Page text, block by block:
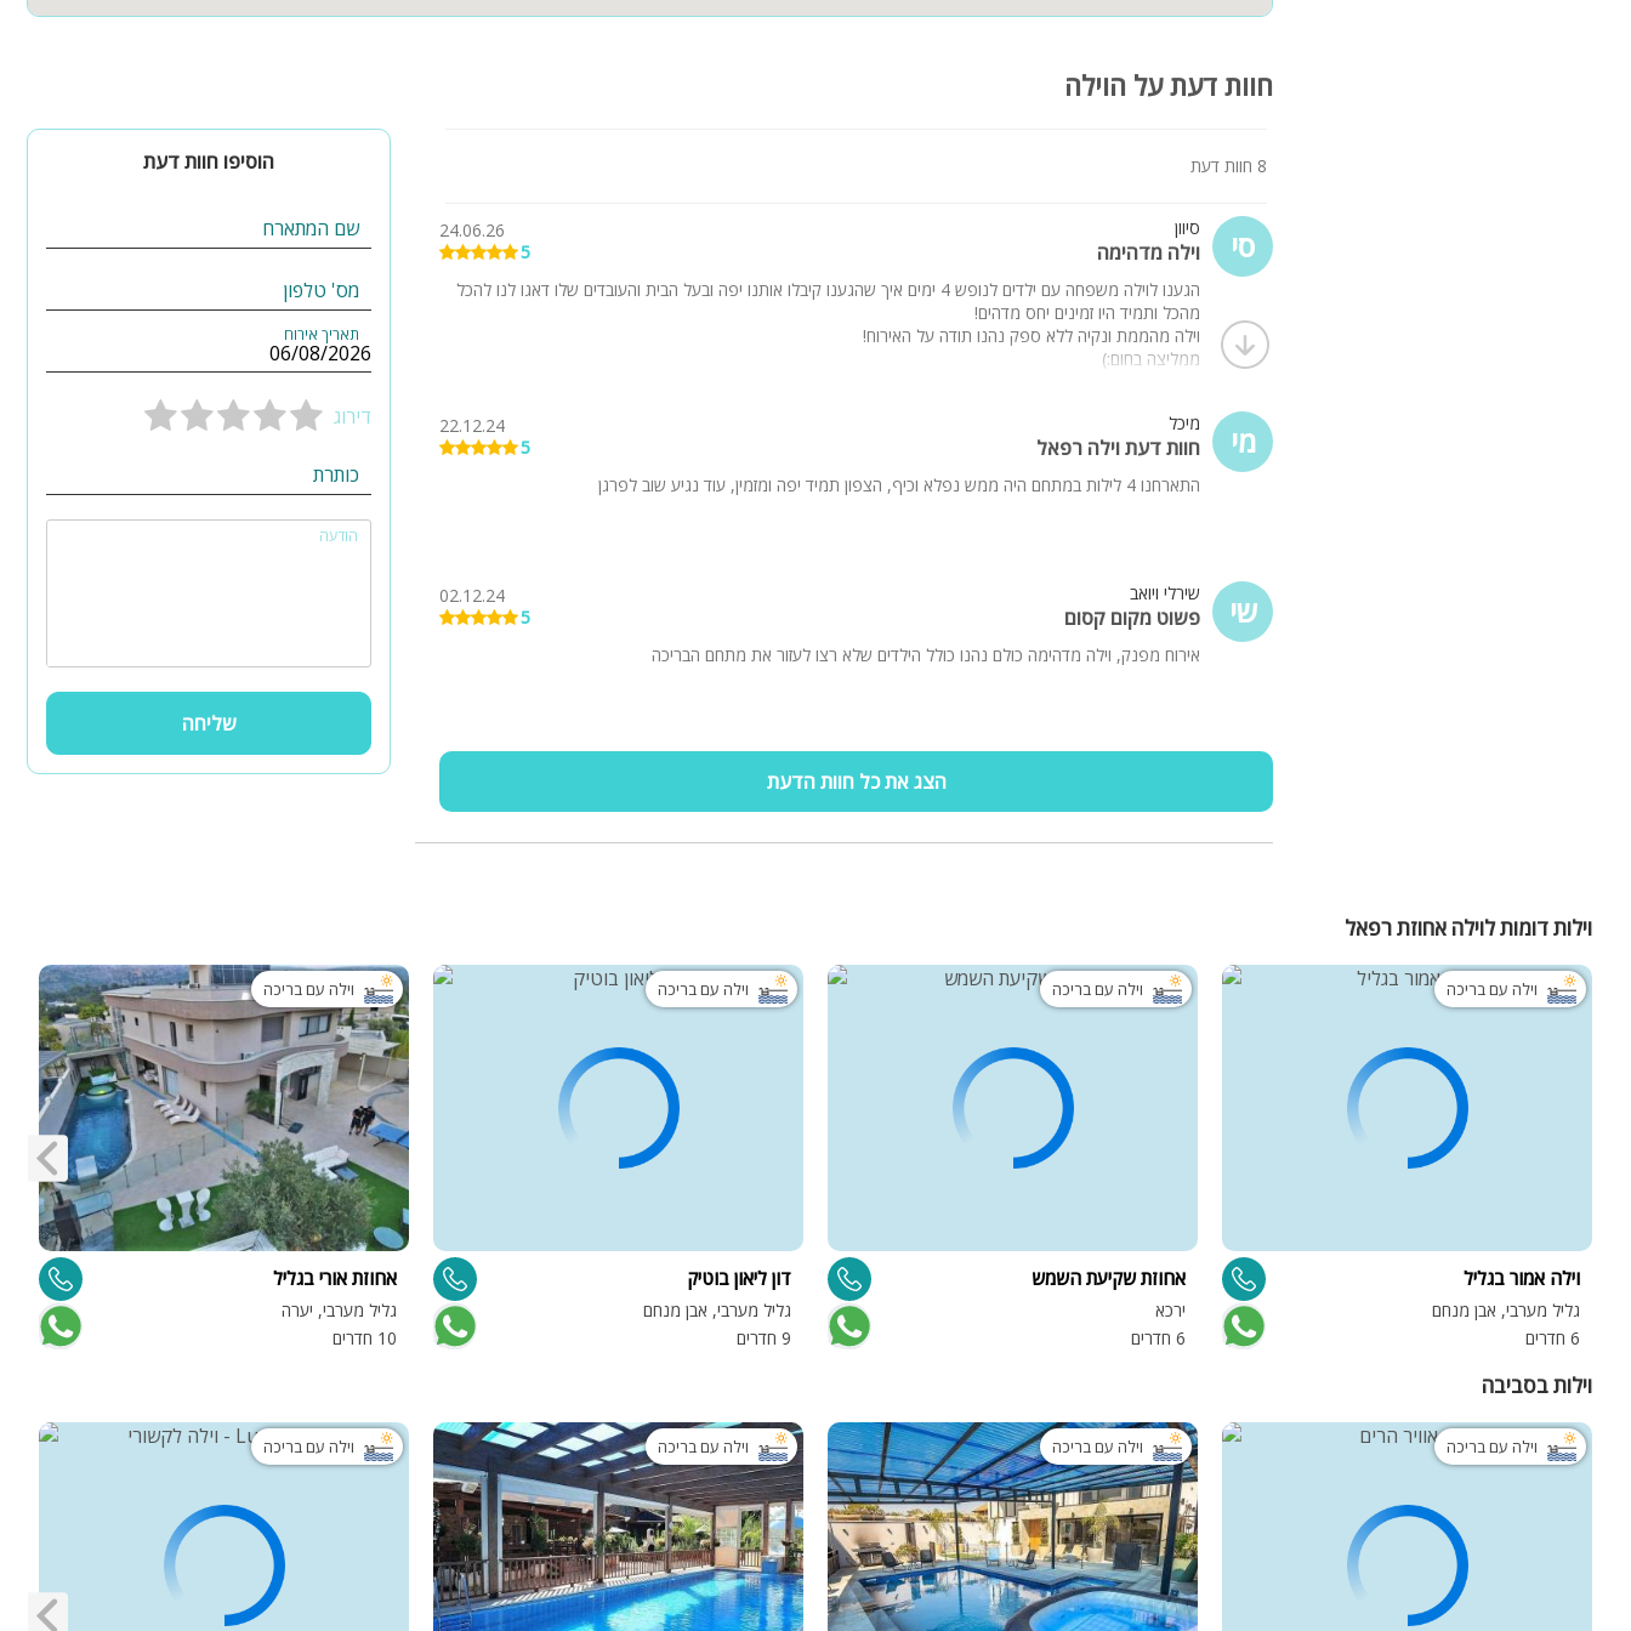
חוות דעת על הוילה
8 חוות דעת
סי סיוון
וילה מדהימה
24.06.26
5
הגענו לוילה משפחה עם ילדים לנופש 4 ימים איך שהגענו קיבלו אותנו יפה ובעל הבית והעובדים שלו דאגו לנו להכל
מהכל ותמיד היו זמינים יחס מדהים!
וילה מהממת ונקיה ללא ספק נהנו תודה על האירוח!
ממליצה בחום:)
מי מיכל
חוות דעת וילה רפאל
22.12.24
5
התארחנו 4 לילות במתחם היה ממש נפלא וכיף, הצפון תמיד יפה ומזמין, עוד נגיע שוב לפרגן
שי שירלי ויואב
פשוט מקום קסום
02.12.24
5
אירוח מפנק, וילה מדהימה כולם נהנו כולל הילדים שלא רצו לעזור את מתחם הבריכה
הצג את כל חוות הדעת
הוסיפו חוות דעת
שם המתארח
מס' טלפון
תאריך אירוח
דירוג
כותרת
הודעה
שליחה
וילות דומות לוילה אחוזת רפאל
וילה עם בריכה
וילה אמור בגליל
גליל מערבי, אבן מנחם
6 חדרים
וילה עם בריכה
אחוזת שקיעת השמש
ירכא
6 חדרים
וילה עם בריכה
דון ליאון בוטיק
גליל מערבי, אבן מנחם
9 חדרים
וילה עם בריכה
אחוזת אורי בגליל
גליל מערבי, יערה
10 חדרים
וילות בסביבה
וילה עם בריכה וילה עם בריכה וילה עם בריכה וילה עם בריכה